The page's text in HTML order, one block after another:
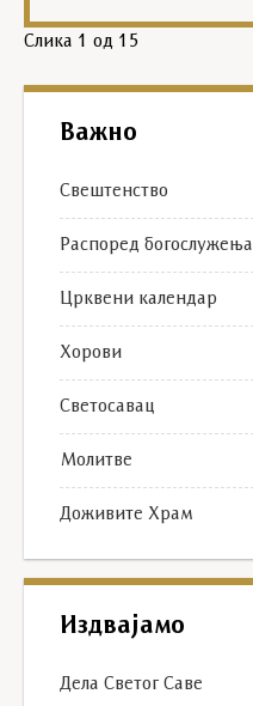
Слика 1 од 15
Важно
Свештенство
Распоред богослужења
Црквени календар
Хорови
Светосавац
Молитве
Доживите Храм
Издвајамо
Дела Светог Саве